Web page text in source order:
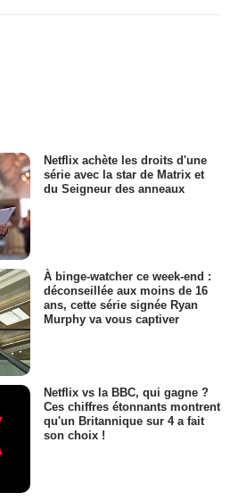
Netflix achète les droits d'une
série avec la star de Matrix et
du Seigneur des anneaux
À binge-watcher ce week-end :
déconseillée aux moins de 16
ans, cette série signée Ryan
Murphy va vous captiver
Netflix vs la BBC, qui gagne ?
Ces chiffres étonnants montrent
qu'un Britannique sur 4 a fait
son choix !